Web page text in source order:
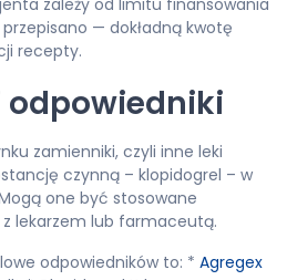
zależy od limitu finansowania
— dokładną kwotę
recepty.
zamienniki, czyli inne leki
czynną – klopidogrel – w
one być stosowane
lekarzem lub farmaceutą.
odpowiedników to: * Agregex